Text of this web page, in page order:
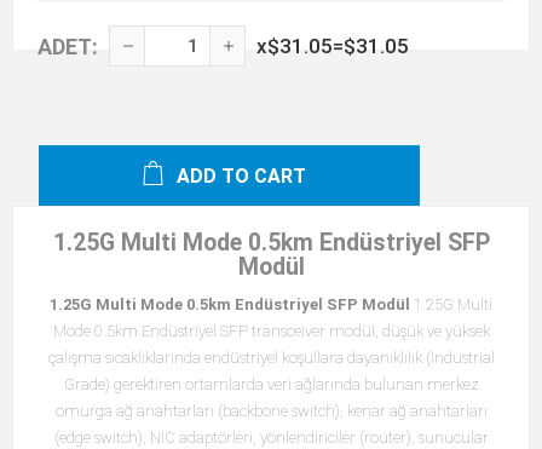
ADET: x$31.05=$31.05
ADD TO CART
1.25G Multi Mode 0.5km Endüstriyel SFP
Modül
1.25G Multi Mode 0.5km Endüstriyel SFP Modül 1.25G Multi
Mode 0.5km Endüstriyel SFP transceiver modül, düşük ve yüksek
çalışma sıcaklıklarında endüstriyel koşullara dayanıklılık (Industrial
Grade) gerektiren ortamlarda veri ağlarında bulunan merkez
omurga ağ anahtarları (backbone switch), kenar ağ anahtarları
(edge switch), NIC adaptörleri, yönlendiriciler (router), sunucular